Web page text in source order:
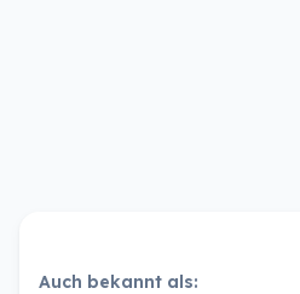
Auch bekannt als: